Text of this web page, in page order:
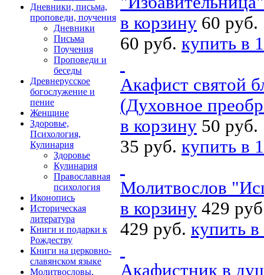
Дневники, письма,
проповеди, поучения
Дневники
Письма
Поучения
Проповеди и
беседы
Древнерусское
богослужение и
пение
Женщине
Здоровье,
Психология,
Кулинария
Здоровье
Кулинария
Православная
психология
Иконопись
Историческая
литература
Книги и подарки к
Рождеству
Книги на церковно-
славянском языке
Молитвословы,
в корзину 60 руб.
60 руб. купить в
Акафист святой
(Духовное
в корзину 50 руб.
35 руб. купить в
Молитвослов
в корзину 429
429 руб. купить
Акафистник в